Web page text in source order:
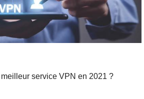
service VPN en 2021 ?